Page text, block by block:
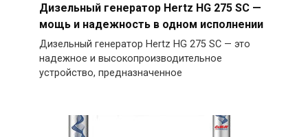
Дизельный генератор Hertz HG 275 SC —
мощь и надежность в одном исполнении
Дизельный генератор Hertz HG 275 SC — это
надежное и высокопроизводительное
устройство, предназначенное